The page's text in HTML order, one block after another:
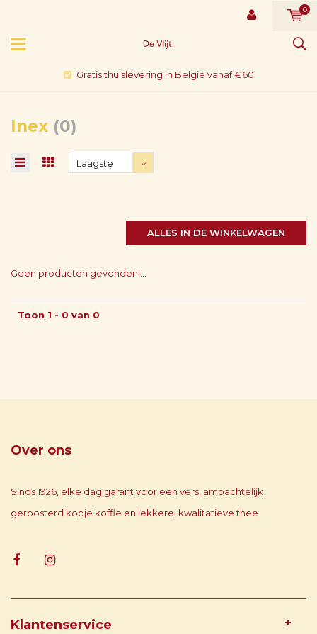
0
Gratis thuislevering in België vanaf €60
Inex (0)
Laagste
ALLES IN DE WINKELWAGEN
Geen producten gevonden!...
Toon 1 - 0 van 0
Over ons
Sinds 1926, elke dag garant voor een vers, ambachtelijk
geroosterd kopje koffie en lekkere, kwalitatieve thee.
Klantenservice